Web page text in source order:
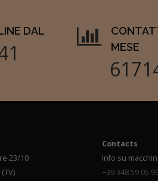
DAL
MESE
23/10
Contacts
Info su
+39 348 59 05